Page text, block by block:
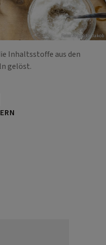
Foto: Angelika Jakob
Inhaltsstoffe aus den
gelöst.